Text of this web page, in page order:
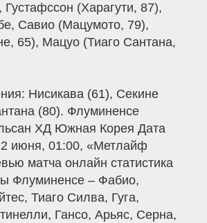
(Харагути, 87),
Савио (Мацумото, 79),
65), Мацуо (Тиаго Сантана,
Ниcикава (61), Секине
(80). Флуминенсе
ХД Южная Корея Дата
июня, 01:00, «Метлайф
матча онлайн статистика
Флуминенсе – Фабио,
Тиаго Силва, Гуга,
Гансо, Арьяс, Серна,